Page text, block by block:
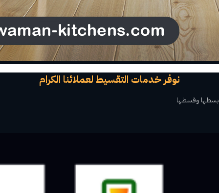
نوفر خدمات التقسيط لعملائنا الكرام
بسطها وقسطها